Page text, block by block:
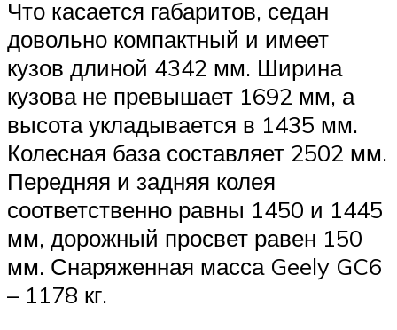
Что касается габаритов, седан
довольно компактный и имеет
кузов длиной 4342 мм. Ширина
кузова не превышает 1692 мм, а
высота укладывается в 1435 мм.
Колесная база составляет 2502 мм.
Передняя и задняя колея
соответственно равны 1450 и 1445
мм, дорожный просвет равен 150
мм. Снаряженная масса Geely GC6
– 1178 кг.